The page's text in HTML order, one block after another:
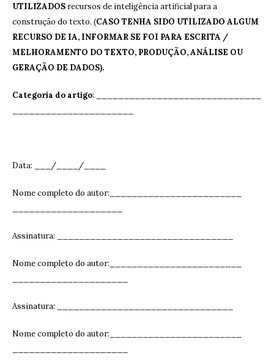
UTILIZADOS recursos de inteligência artificial para a
construção do texto. (CASO TENHA SIDO UTILIZADO ALGUM
RECURSO DE IA, INFORMAR SE FOI PARA ESCRITA /
MELHORAMENTO DO TEXTO, PRODUÇÃO, ANÁLISE OU
GERAÇÃO DE DADOS).
Categoria do artigo: ______________________________
Data: ___/____/____
Nome completo do autor:________________________
Assinatura: ______________________________
Nome completo do autor:________________________
Assinatura: ______________________________
Nome completo do autor:________________________